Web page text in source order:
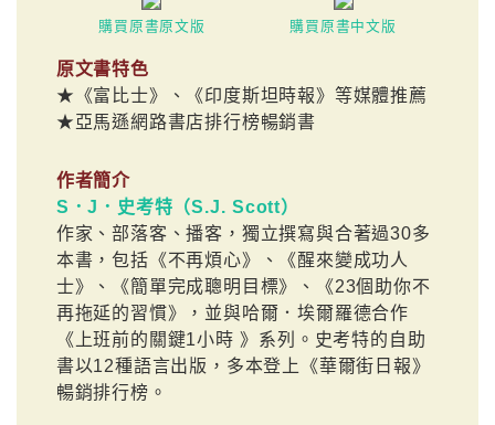
購買原書原文版 購買原書中文版
原文書特色
★《富比士》、《印度斯坦時報》等媒體推薦
★亞馬遜網路書店排行榜暢銷書
作者簡介
S．J．史考特（S.J. Scott）
作家、部落客、播客，獨立撰寫與合著過30多
本書，包括《不再煩心》、《醒來變成功人
士》、《簡單完成聰明目標》、《23個助你不
再拖延的習慣》，並與哈爾．埃爾羅德合作
《上班前的關鍵1小時 》系列。史考特的自助
書以12種語言出版，多本登上《華爾街日報》
暢銷排行榜。